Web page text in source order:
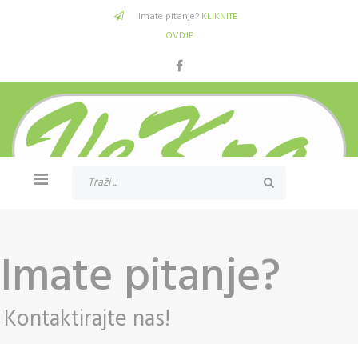
Imate pitanje?KLIKNITE
OVDJE
Imate pitanje?
Kontaktirajte nas!